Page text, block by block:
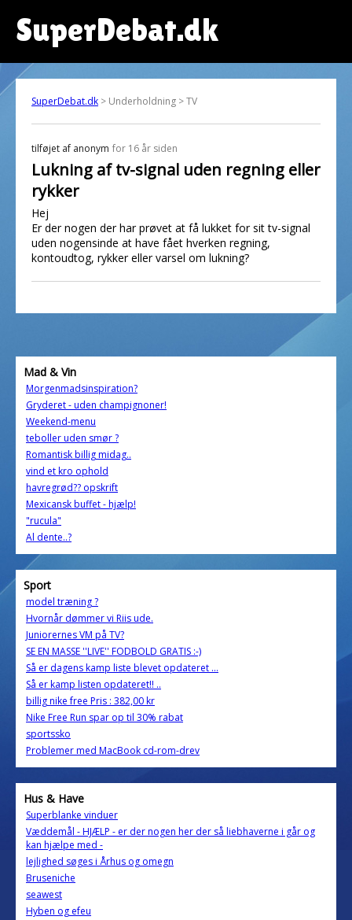
SuperDebat.dk
SuperDebat.dk > Underholdning > TV
tilføjet af anonym for 16 år siden
Lukning af tv-signal uden regning eller
rykker
Hej
Er der nogen der har prøvet at få lukket for sit tv-signal
uden nogensinde at have fået hverken regning,
kontoudtog, rykker eller varsel om lukning?
Mad & Vin
Morgenmadsinspiration?
Gryderet - uden champignoner!
Weekend-menu
teboller uden smør ?
Romantisk billig midag..
vind et kro ophold
havregrød?? opskrift
Mexicansk buffet - hjælp!
"rucula"
Al dente..?
Sport
model træning ?
Hvornår dømmer vi Riis ude.
Juniorernes VM på TV?
SE EN MASSE ''LIVE'' FODBOLD GRATIS :-)
Så er dagens kamp liste blevet opdateret ...
Så er kamp listen opdateret!! ..
billig nike free Pris : 382,00 kr
Nike Free Run spar op til 30% rabat
sportssko
Problemer med MacBook cd-rom-drev
Hus & Have
Superblanke vinduer
Væddemål - HJÆLP - er der nogen her der så liebhaverne i går og
kan hjælpe med -
lejlighed søges i Århus og omegn
Bruseniche
seawest
Hyben og efeu